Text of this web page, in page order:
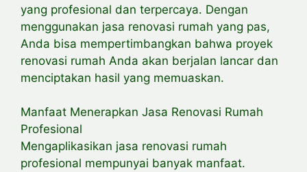
yang profesional dan terpercaya. Dengan
menggunakan jasa renovasi rumah yang pas,
Anda bisa mempertimbangkan bahwa proyek
renovasi rumah Anda akan berjalan lancar dan
menciptakan hasil yang memuaskan.
Manfaat Menerapkan Jasa Renovasi Rumah
Profesional
Mengaplikasikan jasa renovasi rumah
profesional mempunyai banyak manfaat.